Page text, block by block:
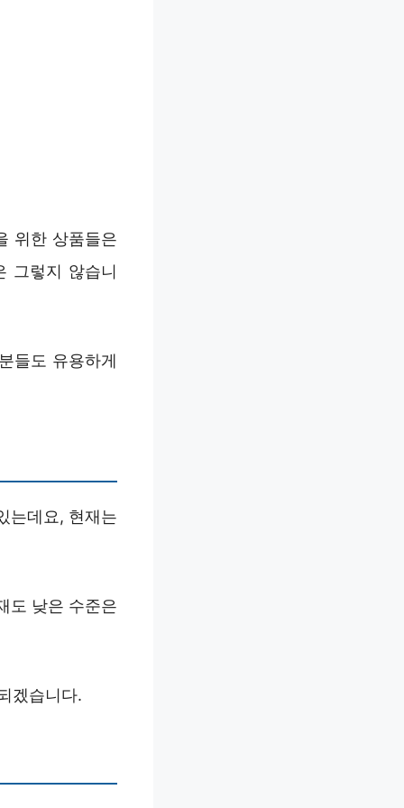
위한 상품들은
그렇지 않습니
들도 유용하게
는데요, 현재는
도 낮은 수준은
겠습니다.